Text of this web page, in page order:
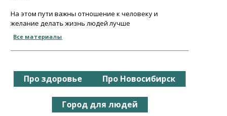
На этом пути важны отношение к человеку и
желание делать жизнь людей лучше
Все материалы
Про здоровье Про Новосибирск
Город для людей